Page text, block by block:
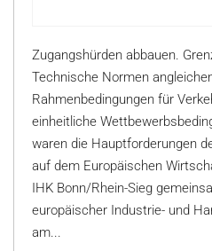
Zugangshürden abbauen.
Technische Normen
Rahmenbedingungen für
einheitliche
waren die Hauptforderungen
auf dem Europäischen
IHK Bonn/Rhein-Sieg
europäischer Industrie- und
am...